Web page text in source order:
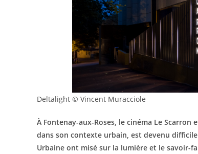
Deltalight © Vincent Muracciole
À Fontenay-aux-Roses, le cinéma Le Scarron
dans son contexte urbain, est devenu
Urbaine ont misé sur la lumière et le savoir-